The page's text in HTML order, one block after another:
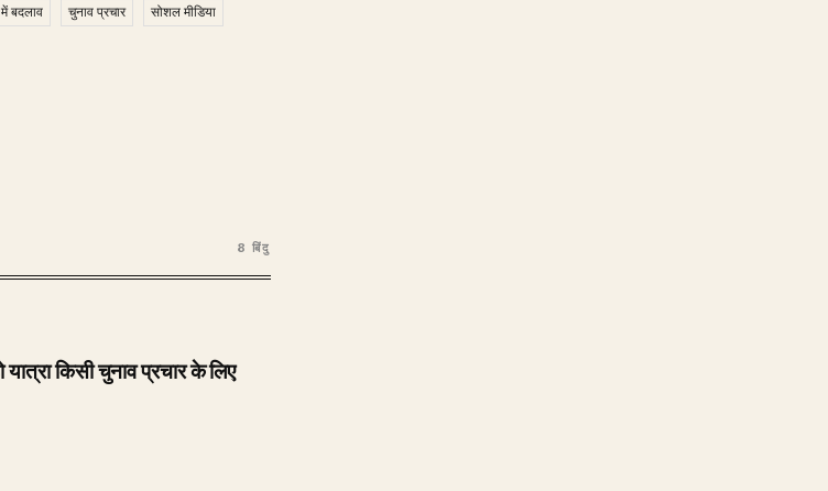
में बदलाव चुनाव प्रचार
सोशल मीडिया
8 बिंदु
यात्रा किसी चुनाव प्रचार के लिए